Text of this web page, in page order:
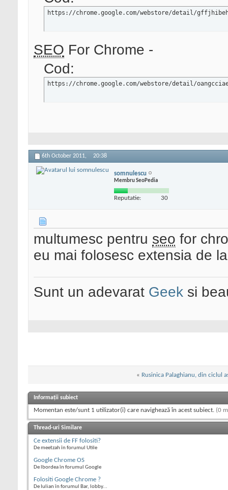
https://chrome.google.com/webstore/detail/
SEO For Chrome -
Cod:
https://chrome.google.com/webstore/detail/
6th October 2011, 20:38
somnulescu
Membru SeoPedia
Reputatie: 30
multumesc pentru seo for
eu mai folosesc extensia de
Sunt un adevarat Geek si
« Rusinica Palaghianu, din ciclul
Informații subiect
Momentan este/sunt 1 utilizator(i) care navighează în acest subiect. (0
Thread-uri Similare
Ce extensii de FF folositi?
De meetzah în forumul Utile
Google Chrome OS
De lbordea în forumul Google
Folositi Google Chrome ?
De Iulian în forumul Bar, lobby...